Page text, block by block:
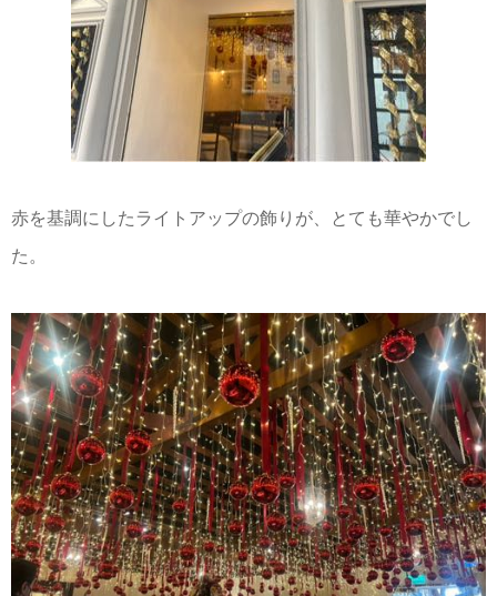
赤を基調にしたライトアップの飾りが、とても華やかでし
た。